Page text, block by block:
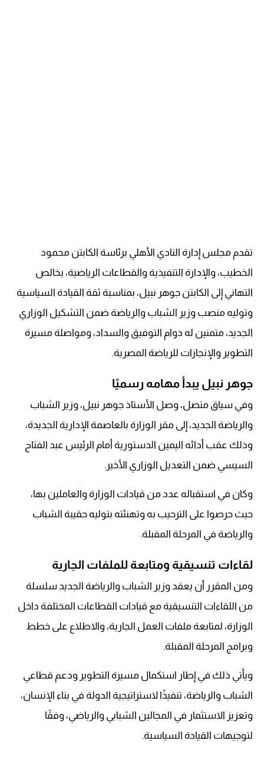
تقدم مجلس إدارة النادي الأهلي برئاسة الكابتن محمود
الخطيب، والإدارة التنفيذية والقطاعات الرياضية، بخالص
التهاني إلى الكابتن جوهر نبيل، بمناسبة ثقة القيادة السياسية
وتوليه منصب وزير الشباب والرياضة ضمن التشكيل الوزاري
الجديد، متمنين له دوام التوفيق والسداد، ومواصلة مسيرة
التطوير والإنجازات للرياضة المصرية.
جوهر نبيل يبدأ مهامه رسميًا
وفي سياق متصل، وصل الأستاذ جوهر نبيل، وزير الشباب
والرياضة الجديد، إلى مقر الوزارة بالعاصمة الإدارية الجديدة،
وذلك عقب أدائه اليمين الدستورية أمام الرئيس عبد الفتاح
السيسي ضمن التعديل الوزاري الأخير.
وكان في استقباله عدد من قيادات الوزارة والعاملين بها،
حيث حرصوا على الترحيب به وتهنئته بتوليه حقيبة الشباب
والرياضة في المرحلة المقبلة.
لقاءات تنسيقية ومتابعة للملفات الجارية
ومن المقرر أن يعقد وزير الشباب والرياضة الجديد سلسلة
من اللقاءات التنسيقية مع قيادات القطاعات المختلفة داخل
الوزارة، لمتابعة ملفات العمل الجارية، والاطلاع على خطط
وبرامج المرحلة المقبلة.
ويأتي ذلك في إطار استكمال مسيرة التطوير ودعم قطاعي
الشباب والرياضة، تنفيذًا لاستراتيجية الدولة في بناء الإنسان،
وتعزيز الاستثمار في المجالين الشبابي والرياضي، وفقًا
لتوجيهات القيادة السياسية.